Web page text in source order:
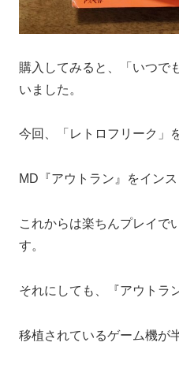
購入してみると、「いつで
いました。
今回、「レトロフリーク」
MD『アウトラン』をイン
これからは楽ちんプレイで
す。
それにしても、『アウトラ
移植されているゲーム機が